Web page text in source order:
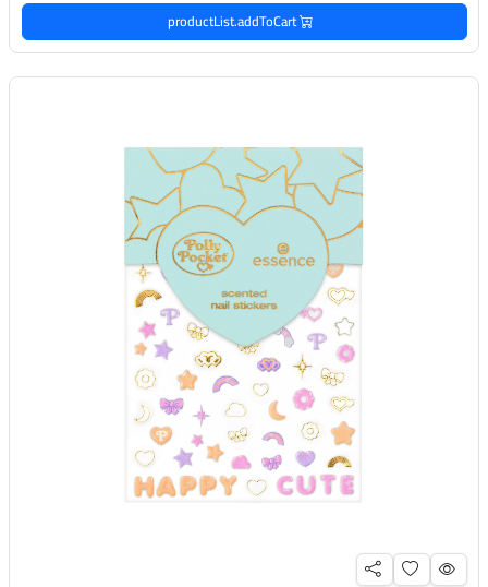
productList.addToCart